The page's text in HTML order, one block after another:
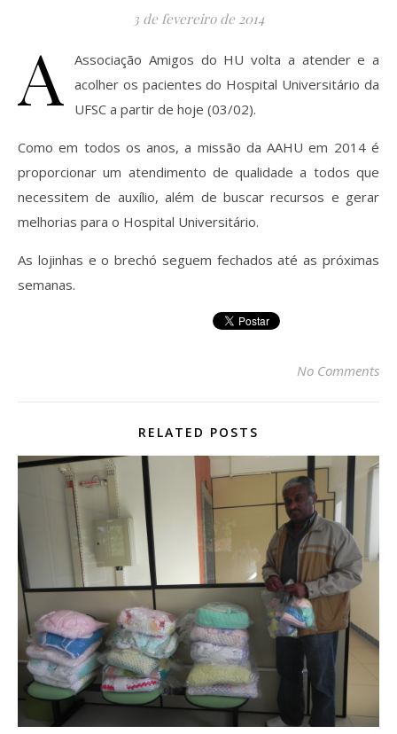
3 de fevereiro de 2014
A
Associação Amigos do HU volta a atender e a
acolher os pacientes do Hospital Universitário da
UFSC a partir de hoje (03/02).
Como em todos os anos, a missão da AAHU em 2014 é
proporcionar um atendimento de qualidade a todos que
necessitem de auxílio, além de buscar recursos e gerar
melhorias para o Hospital Universitário.
As lojinhas e o brechó seguem fechados até as próximas
semanas.
No Comments
RELATED POSTS